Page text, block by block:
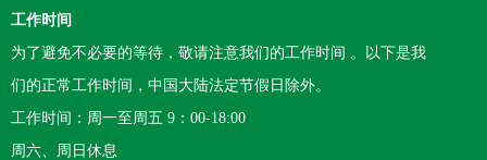
工作时间
为了避免不必要的等待，敬请注意我们的工作时间 。以下是我
们的正常工作时间，中国大陆法定节假日除外。
工作时间：周一至周五 9：00-18:00
周六、周日休息